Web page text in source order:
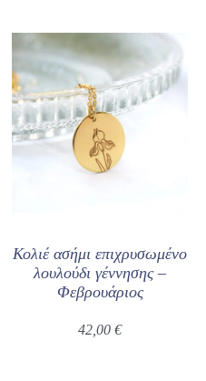
Κολιέ ασήμι επιχρυσωμένο
λουλούδι γέννησης –
Φεβρουάριος
42,00 €